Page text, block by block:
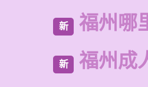
新 福州哪
新 福州成